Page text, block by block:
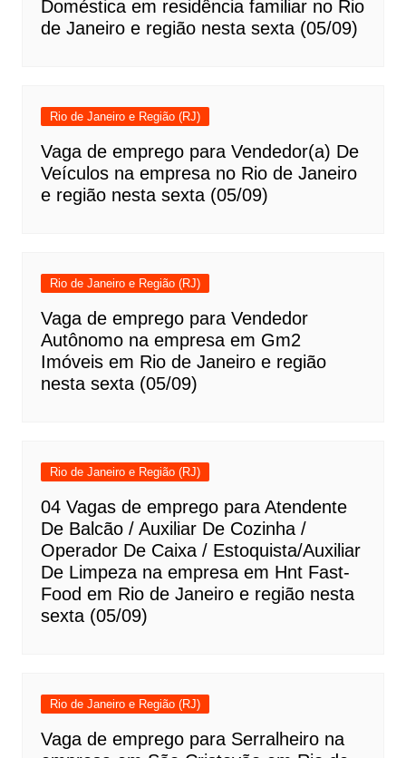
Doméstica em residência familiar no Rio
de Janeiro e região nesta sexta (05/09)
Rio de Janeiro e Região (RJ)
Vaga de emprego para Vendedor(a) De
Veículos na empresa no Rio de Janeiro
e região nesta sexta (05/09)
Rio de Janeiro e Região (RJ)
Vaga de emprego para Vendedor
Autônomo na empresa em Gm2
Imóveis em Rio de Janeiro e região
nesta sexta (05/09)
Rio de Janeiro e Região (RJ)
04 Vagas de emprego para Atendente
De Balcão / Auxiliar De Cozinha /
Operador De Caixa / Estoquista/Auxiliar
De Limpeza na empresa em Hnt Fast-
Food em Rio de Janeiro e região nesta
sexta (05/09)
Rio de Janeiro e Região (RJ)
Vaga de emprego para Serralheiro na